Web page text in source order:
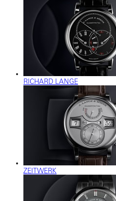
RICHARD LANGE
ZEITWERK